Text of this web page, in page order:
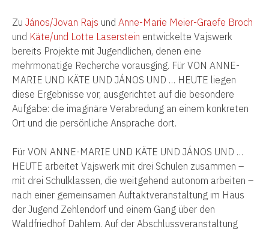
Zu János/Jovan Rajs und Anne-Marie Meier-Graefe Broch
und Käte/und Lotte Laserstein entwickelte Vajswerk
bereits Projekte mit Jugendlichen, denen eine
mehrmonatige Recherche vorausging. Für VON ANNE-
MARIE UND KÄTE UND JÁNOS UND … HEUTE liegen
diese Ergebnisse vor, ausgerichtet auf die besondere
Aufgabe: die imaginäre Verabredung an einem konkreten
Ort und die persönliche Ansprache dort.
Für VON ANNE-MARIE UND KÄTE UND JÁNOS UND …
HEUTE arbeitet Vajswerk mit drei Schulen zusammen –
mit drei Schulklassen, die weitgehend autonom arbeiten –
nach einer gemeinsamen Auftaktveranstaltung im Haus
der Jugend Zehlendorf und einem Gang über den
Waldfriedhof Dahlem. Auf der Abschlussveranstaltung